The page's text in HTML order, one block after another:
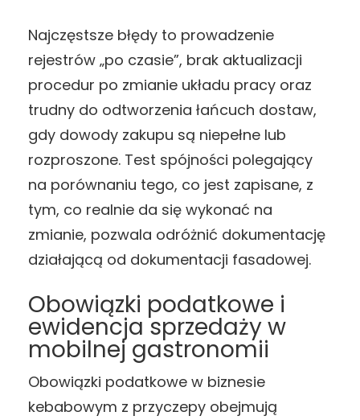
Najczęstsze błędy to prowadzenie
rejestrów „po czasie”, brak aktualizacji
procedur po zmianie układu pracy oraz
trudny do odtworzenia łańcuch dostaw,
gdy dowody zakupu są niepełne lub
rozproszone. Test spójności polegający
na porównaniu tego, co jest zapisane, z
tym, co realnie da się wykonać na
zmianie, pozwala odróżnić dokumentację
działającą od dokumentacji fasadowej.
Obowiązki podatkowe i
ewidencja sprzedaży w
mobilnej gastronomii
Obowiązki podatkowe w biznesie
kebabowym z przyczepy obejmują